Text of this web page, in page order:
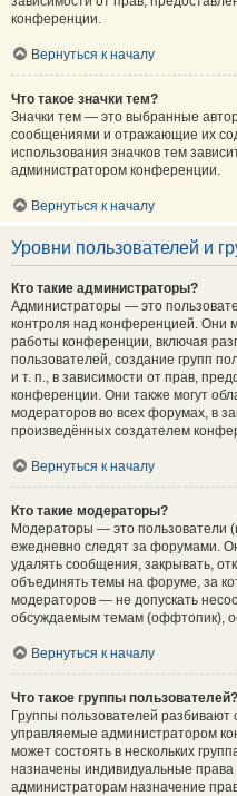
конференции.
Вернуться к началу
Что такое значки тем?
Значки тем — это выбранные
сообщениями и отражающие их
использования значков тем
администратором конференции.
Вернуться к началу
Уровни пользователей и
Кто такие администраторы?
Администраторы — это
контроля над конференцией. Они
работы конференции, включая
пользователей, создание групп
и т. п., в зависимости от прав,
конференции. Они также могут
модераторов во всех форумах, в
произведённых создателем
Вернуться к началу
Кто такие модераторы?
Модераторы — это пользователи
ежедневно следят за форумами.
удалять сообщения, закрывать,
объединять темы на форуме, за
модераторов — не допускать
обсуждаемым темам (оффтопик),
Вернуться к началу
Что такое группы пользователей?
Группы пользователей разбивают
управляемые администратором
может состоять в нескольких
назначены индивидуальные права
администраторам назначение